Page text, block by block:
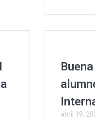
ce
b
o
k
abril 19,